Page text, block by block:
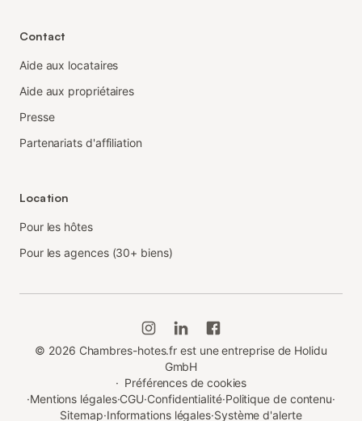
Contact
Aide aux locataires
Aide aux propriétaires
Presse
Partenariats d'affiliation
Location
Pour les hôtes
Pour les agences (30+ biens)
© 2026 Chambres-hotes.fr est une entreprise de Holidu
GmbH
· Préférences de cookies
·Mentions légales·CGU·Confidentialité·Politique de contenu·
Sitemap·Informations légales·Système d'alerte